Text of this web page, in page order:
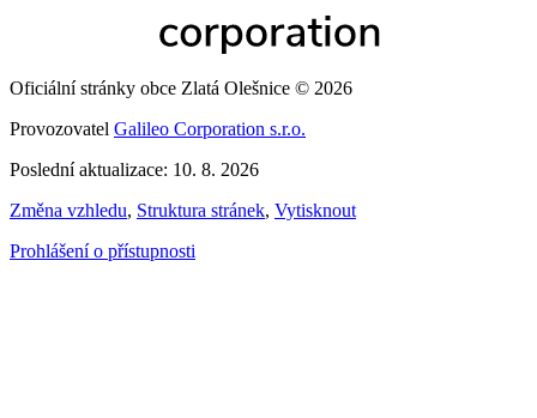
Oficiální stránky obce Zlatá Olešnice © 2026
Provozovatel Galileo Corporation s.r.o.
Poslední aktualizace: 10. 8. 2026
Změna vzhledu, Struktura stránek, Vytisknout
Prohlášení o přístupnosti